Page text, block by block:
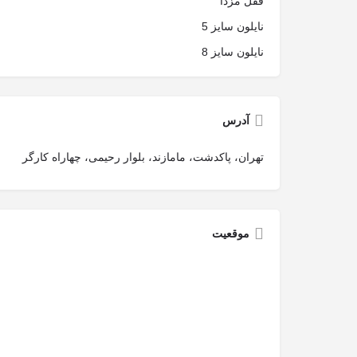
نایلون سایز 5
نایلون سایز 8
آدرس
تهران، پاکدشت، مامازند، بلوار رحیمی، چهاراه کارگر
موقعیت